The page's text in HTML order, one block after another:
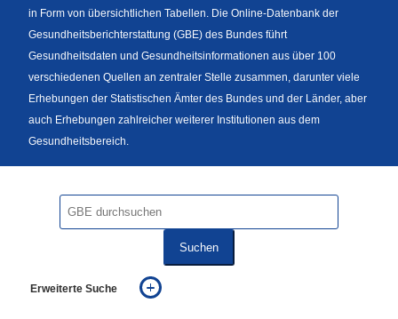
Fußzeile
in Form von übersichtlichen Tabellen. Die Online-Datenbank der
Gesundheitsberichterstattung (GBE) des Bundes führt
Gesundheitsdaten und Gesundheitsinformationen aus über 100
verschiedenen Quellen an zentraler Stelle zusammen, darunter viele
Erhebungen der Statistischen Ämter des Bundes und der Länder, aber
auch Erhebungen zahlreicher weiterer Institutionen aus dem
Gesundheitsbereich.
Suchen
Erweiterte Suche